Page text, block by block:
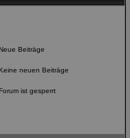
Beiträge
neuen Beiträge
ist gesperrt